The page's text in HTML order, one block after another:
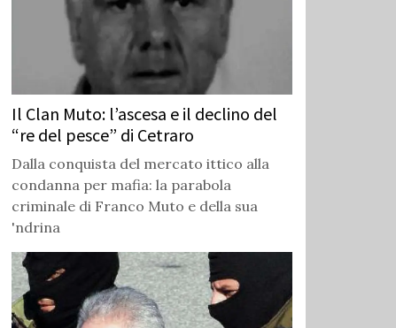
Il Clan Muto: l’ascesa e il declino del
“re del pesce” di Cetraro
Dalla conquista del mercato ittico alla
condanna per mafia: la parabola
criminale di Franco Muto e della sua
'ndrina